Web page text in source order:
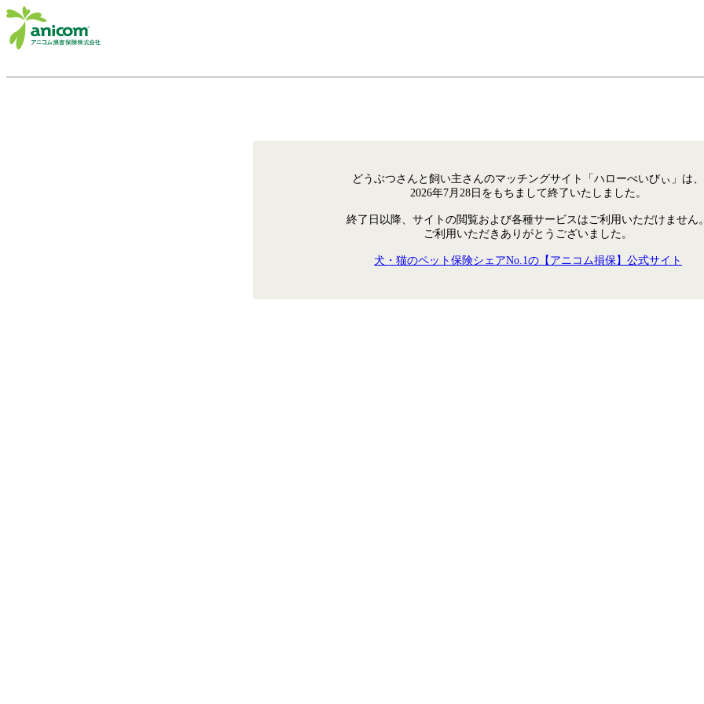
どうぶつさんと飼い主さんのマッチングサイト「ハローべいびぃ」は、
2026年7月28日をもちまして終了いたしました。
終了日以降、サイトの閲覧および各種サービスはご利用いただけません
ご利用いただきありがとうございました。
犬・猫のペット保険シェアNo.1の【アニコム損保】公式サイト